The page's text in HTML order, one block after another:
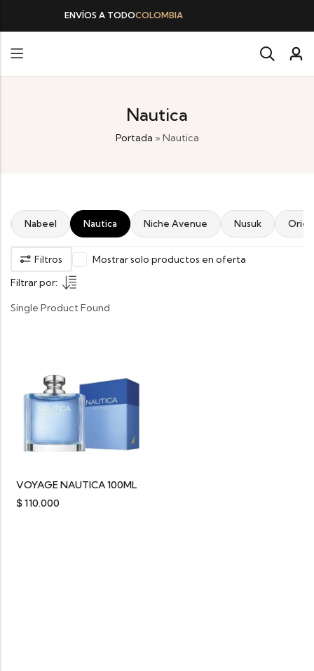
A TODOCOLOMBIA
Nautica
Portada » Nautica
Nabeel Nautica Niche Avenue Nusuk
Filtros
Mostrar solo productos en oferta
Filtrar por:
Single Product Found
VOYAGE NAUTICA 100ML
$110.000